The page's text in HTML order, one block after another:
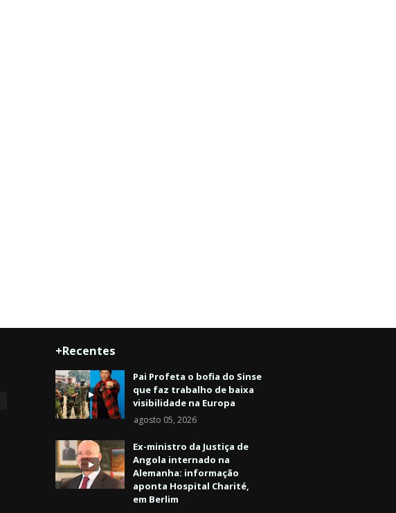
+Recentes
Pai Profeta o bofia do Sinse
que faz trabalho de baixa
visibilidade na Europa
agosto 05, 2026
Ex-ministro da Justiça de
Angola internado na
Alemanha: informação
aponta Hospital Charité,
em Berlim